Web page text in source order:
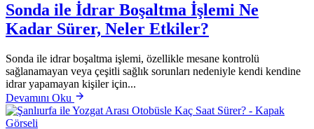
Sonda ile İdrar Boşaltma İşlemi Ne
Kadar Sürer, Neler Etkiler?
Sonda ile idrar boşaltma işlemi, özellikle mesane kontrolü
sağlanamayan veya çeşitli sağlık sorunları nedeniyle kendi kendine
idrar yapamayan kişiler için...
Devamını Oku